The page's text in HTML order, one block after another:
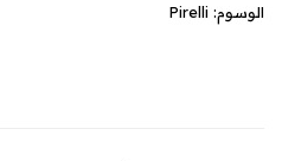
الوسوم: Pirelli